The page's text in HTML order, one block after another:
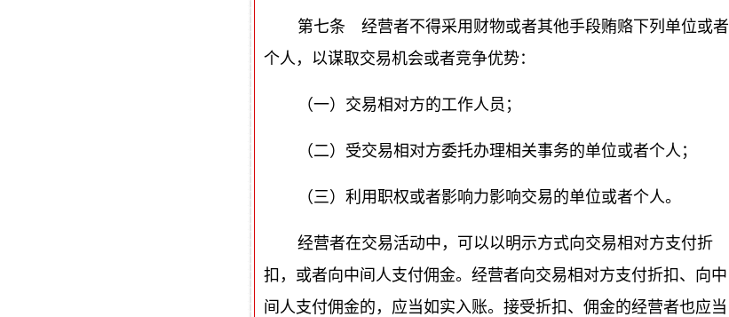
第七条 经营者不得采用财物或者其他手段贿赂下列单位或者
个人，以谋取交易机会或者竞争优势：
（一）交易相对方的工作人员；
（二）受交易相对方委托办理相关事务的单位或者个人；
（三）利用职权或者影响力影响交易的单位或者个人。
经营者在交易活动中，可以以明示方式向交易相对方支付折
扣，或者向中间人支付佣金。经营者向交易相对方支付折扣、向中
间人支付佣金的，应当如实入账。接受折扣、佣金的经营者也应当